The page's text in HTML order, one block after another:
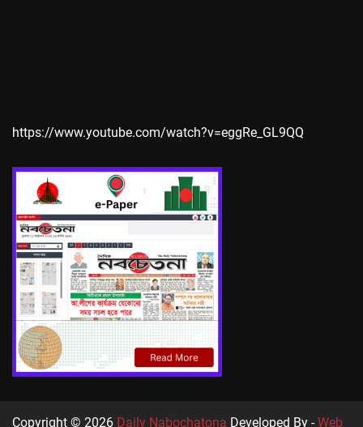
https://www.youtube.com/watch?v=eggRe_GL9QQ
Copyright © 2026 Daily Nabochatona Developed By -Web